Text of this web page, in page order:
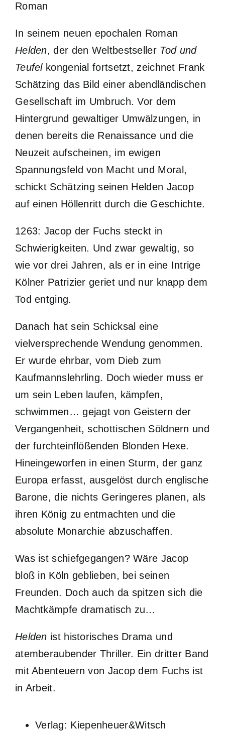
Roman
In seinem neuen epochalen Roman
Helden, der den Weltbestseller Tod und
Teufelkongenial fortsetzt, zeichnet Frank
Schätzing das Bild einer abendländischen
Gesellschaft im Umbruch. Vor dem
Hintergrund gewaltiger Umwälzungen, in
denen bereits die Renaissance und die
Neuzeit aufscheinen, im ewigen
Spannungsfeld von Macht und Moral,
schickt Schätzing seinen Helden Jacop
auf einen Höllenritt durch die Geschichte.
1263: Jacop der Fuchs steckt in
Schwierigkeiten. Und zwar gewaltig, so
wie vor drei Jahren, als er in eine Intrige
Kölner Patrizier geriet und nur knapp dem
Tod entging.
Danach hat sein Schicksal eine
vielversprechende Wendung genommen.
Er wurde ehrbar, vom Dieb zum
Kaufmannslehrling. Doch wieder muss er
um sein Leben laufen, kämpfen,
schwimmen… gejagt von Geistern der
Vergangenheit, schottischen Söldnern und
der furchteinflößenden Blonden Hexe.
Hineingeworfen in einen Sturm, der ganz
Europa erfasst, ausgelöst durch englische
Barone, die nichts Geringeres planen, als
ihren König zu entmachten und die
absolute Monarchie abzuschaffen.
Was ist schiefgegangen? Wäre Jacop
bloß in Köln geblieben, bei seinen
Freunden. Doch auch da spitzen sich die
Machtkämpfe dramatisch zu…
Helden ist historisches Drama und
atemberaubender Thriller. Ein dritter Band
mit Abenteuern von Jacop dem Fuchs ist
in Arbeit.
Verlag: Kiepenheuer&Witsch